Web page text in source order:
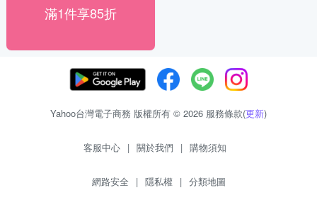
滿1件享85折
Yahoo台灣電子商務 版權所有 © 2026 服務條款(更新)
客服中心 | 關於我們 | 購物須知
網路安全 | 隱私權 | 分類地圖